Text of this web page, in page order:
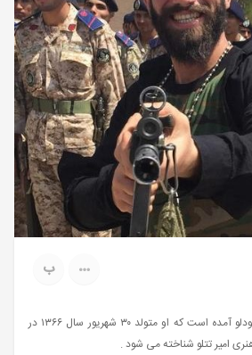
ب
در بیوگرافی امیرحسین مقصودلو آمده است که او متولد ۳۰ شهریور سال ۱۳۶۶ در
امیر تتلو شناخته می شود .